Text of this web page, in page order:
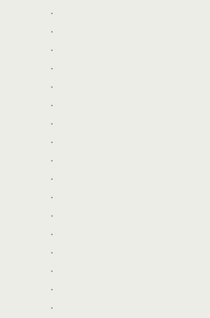
.
.
.
.
.
.
.
.
.
.
.
.
.
.
.
.
.